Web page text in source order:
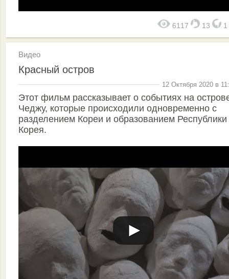
6117 13 1
Видео
Красный остров
12 Октября 2020 в
Этот фильм рассказывает о событиях на
Чеджу, которые происходили одновременно с
разделением Кореи и образованием Республики
Корея.